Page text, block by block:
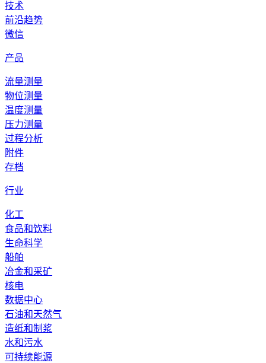
技术
前沿趋势
微信
产品
流量测量
物位测量
温度测量
压力测量
过程分析
附件
存档
行业
化工
食品和饮料
生命科学
船舶
冶金和采矿
核电
数据中心
石油和天然气
造纸和制浆
水和污水
可持续能源